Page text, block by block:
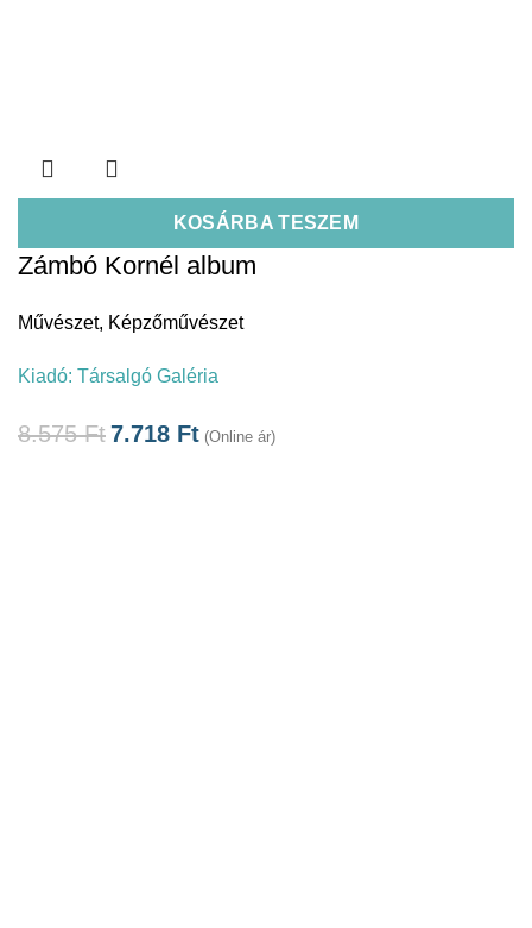
KOSÁRBA TESZEM
Zámbó Kornél album
Művészet, Képzőművészet
Kiadó: Társalgó Galéria
8.575Ft7.718 Ft (Online ár)